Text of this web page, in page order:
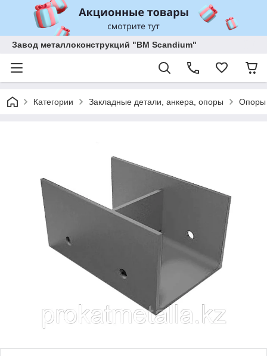
Завод металлоконструкций "BM Scandium"
Категории Закладные детали, анкера, опоры Опоры